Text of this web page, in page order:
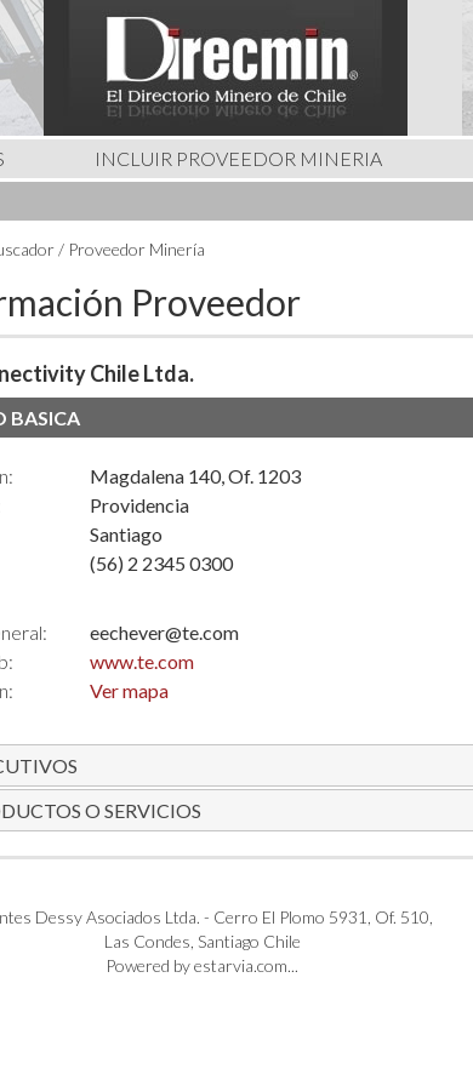
INCLUIR PROVEEDOR MINERIA
/ Proveedor Minería
Proveedor
Chile Ltda.
BASICA
Magdalena 140, Of. 1203
Providencia
Santiago
(56) 2 2345 0300
eechever@te.com
www.te.com
Ver mapa
O SERVICIOS
Dessy Asociados Ltda. - Cerro El Plomo 5931, Of. 510,
Las Condes, Santiago Chile
Powered by estarvia.com...